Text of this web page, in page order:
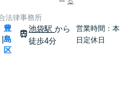
法律事務所
豊
島
区
池袋駅から
徒歩4分
営業時間：本
日定休日